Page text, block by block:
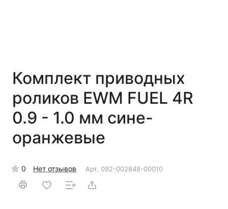
Комплект приводных
роликов EWM FUEL 4R
0.9 - 1.0 мм сине-
оранжевые
0 Нет отзывов Арт. 092-002848-00010